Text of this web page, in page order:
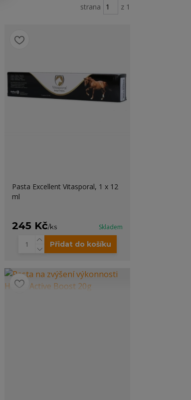
strana z 1
Pasta Excellent Vitasporal, 1 x 12
ml
245 Kč/ks Skladem
Přidat do košíku